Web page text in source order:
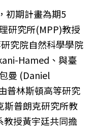
初期計畫為期5
研究所(MPP)教授
究院自然科學學院
Hamed、與臺
曼 (Daniel
普林斯頓高等研究
普朗克研究所教
授黃宇廷共同擔